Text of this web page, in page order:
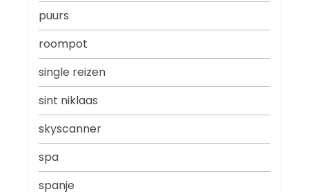
puurs
roompot
single reizen
sint niklaas
skyscanner
spa
spanje